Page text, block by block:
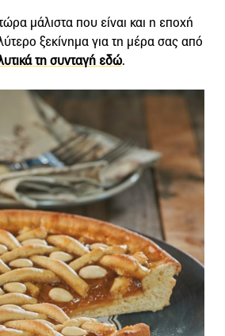
μάλιστα που είναι και η εποχή
ξεκίνημα για τη μέρα σας από
τη συνταγή εδώ.